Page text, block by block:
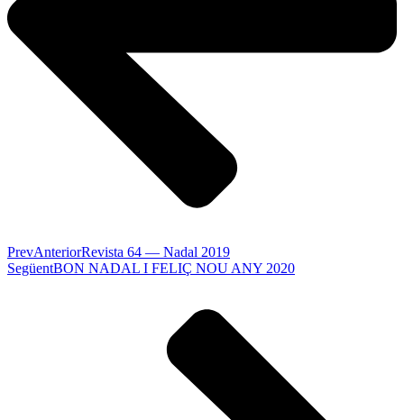
PrevAnteriorRevista 64 — Nadal 2019
SegüentBON NADAL I FELIÇ NOU ANY 2020